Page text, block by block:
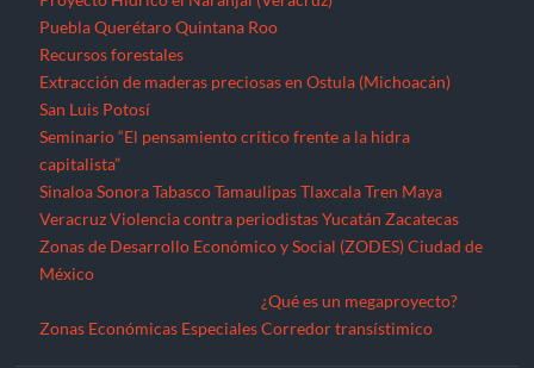
Puebla Querétaro Quintana Roo
Recursos forestales
Extracción de maderas preciosas en Ostula (Michoacán)
San Luis Potosí
Seminario “El pensamiento crítico frente a la hidra
capitalista”
Sinaloa Sonora Tabasco Tamaulipas Tlaxcala Tren Maya
Veracruz Violencia contra periodistas Yucatán Zacatecas
Zonas de Desarrollo Económico y Social (ZODES) Ciudad de
México
Zonas Económicas Especiales
¿Qué es un megaproyecto?
Corredor transístimico